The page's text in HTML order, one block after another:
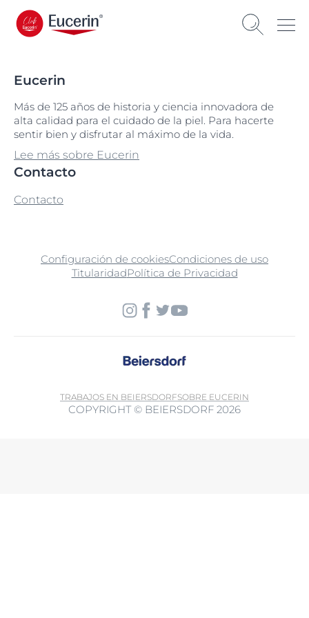
Eucerin
Más de 125 años de historia y ciencia innovadora de
alta calidad para el cuidado de la piel. Para hacerte
sentir bien y disfrutar al máximo de la vida.
Lee más sobre Eucerin
Contacto
Contacto
Configuración de cookiesCondiciones de uso
TitularidadPolítica de Privacidad
TRABAJOS EN BEIERSDORFSOBRE EUCERIN
COPYRIGHT © BEIERSDORF 2026